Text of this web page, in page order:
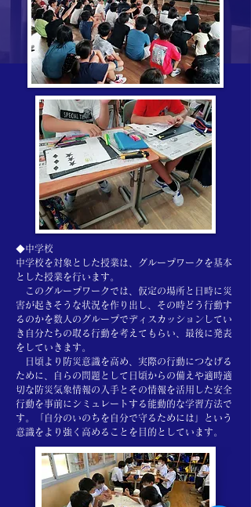
◆中学校
中学校を対象とした授業は、グループワークを基本
とした授業を行います。
このグループワークでは、仮定の場所と日時に災
害が起きそうな状況を作り出し、その時どう行動す
るのかを数人のグループでディスカッションしてい
き自分たちの取る行動を考えてもらい、最後に発表
をしていきます。
日頃より防災意識を高め、実際の行動につなげる
ために、自らの問題として日頃からの備えや適時適
切な防災気象情報の入手とその情報を活用した安全
行動を事前にシミュレートする能動的な学習方法で
す。「自分のいのちを自分で守るためには」という
意識をより強く高めることを目的としています。